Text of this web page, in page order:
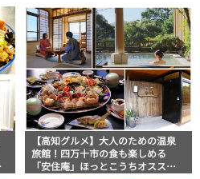
【高知グルメ】大人のための温泉
旅館！四万十市の食も楽しめる
「安住庵」ほっとこうちオススメ